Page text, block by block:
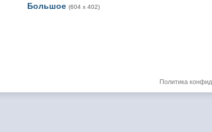
Большое (604 x 402)
Политика